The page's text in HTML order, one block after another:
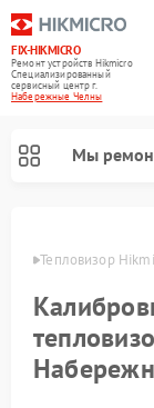
FIX-HIKMICRO
Ремонт устройств Hikmicro
Специализированный
cервисный центр г.
Набережные Челны
Мы
Тепловизор